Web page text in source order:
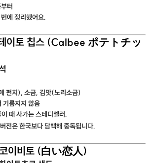
터
에 정리했어요.
이토 칩스 (Calbee ポテトチッ
펀치), 소금, 김맛(노리소금)
기름지지 않음
때 사가는 스테디셀러.
버전은 한국보다 담백해 중독됩니다.
이비토 (白い恋人)